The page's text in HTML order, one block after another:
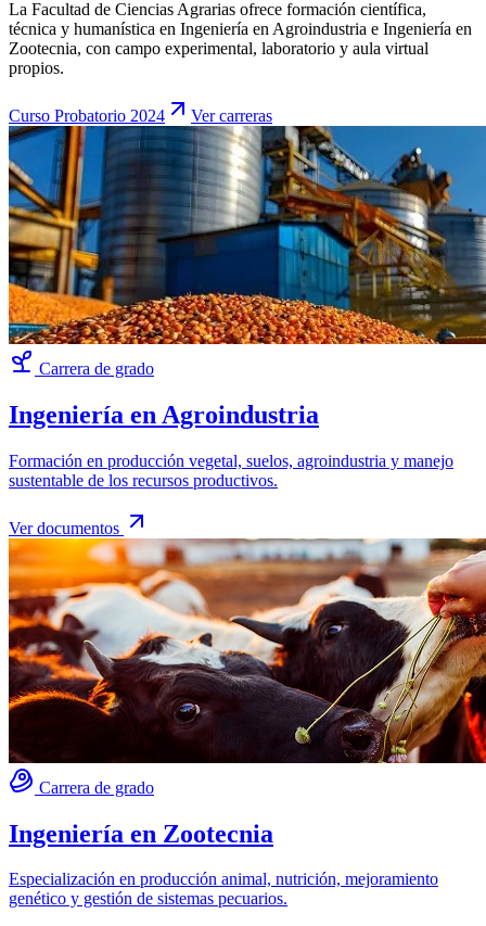
La Facultad de Ciencias Agrarias ofrece formación científica,
técnica y humanística en Ingeniería en Agroindustria e Ingeniería en
Zootecnia, con campo experimental, laboratorio y aula virtual
propios.
Curso Probatorio 2024 Ver carreras
Carrera de grado
Ingeniería en Agroindustria
Formación en producción vegetal, suelos, agroindustria y manejo
sustentable de los recursos productivos.
Ver documentos
Carrera de grado
Ingeniería en Zootecnia
Especialización en producción animal, nutrición, mejoramiento
genético y gestión de sistemas pecuarios.